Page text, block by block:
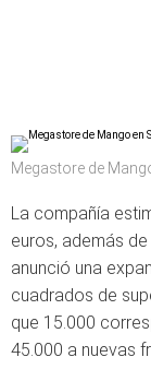
Megastore de
La compañía
euros, además
anunció una
cuadrados de
que 15.000
45.000 a nuevas